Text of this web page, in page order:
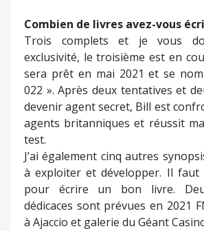
Combien de livres avez-vous
Trois complets et je vous
exclusivité, le troisième est en
sera prêt en mai 2021 et se
022 ». Après deux tentatives et
devenir agent secret, Bill est
agents britanniques et réussit
test.
J’ai également cinq autres
à exploiter et développer. Il faut
pour écrire un bon livre.
dédicaces sont prévues en 2021
à Ajaccio et galerie du Géant